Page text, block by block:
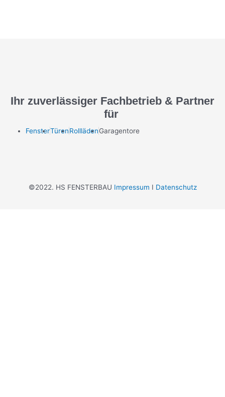
Ihr zuverlässiger Fachbetrieb & Partner
für
FensterTürenRolllädenGaragentore
©2022. HS FENSTERBAU Impressum I Datenschutz